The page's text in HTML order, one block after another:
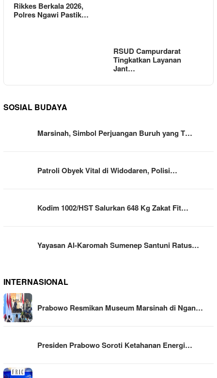
Rikkes Berkala 2026,
Polres Ngawi Pastik…
RSUD Campurdarat
Tingkatkan Layanan
Jant…
SOSIAL BUDAYA
Marsinah, Simbol Perjuangan Buruh yang T…
Patroli Obyek Vital di Widodaren, Polisi…
Kodim 1002/HST Salurkan 648 Kg Zakat Fit…
Yayasan Al-Karomah Sumenep Santuni Ratus…
INTERNASIONAL
Prabowo Resmikan Museum Marsinah di Ngan…
Presiden Prabowo Soroti Ketahanan Energi…